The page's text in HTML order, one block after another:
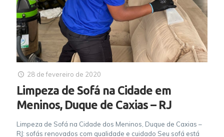
28 de fevereiro de 2020
Limpeza de Sofá na Cidade em
Meninos, Duque de Caxias – RJ
Limpeza de Sofá na Cidade dos Meninos, Duque de Caxias –
RJ: sofás renovados com qualidade e cuidado Seu sofá está